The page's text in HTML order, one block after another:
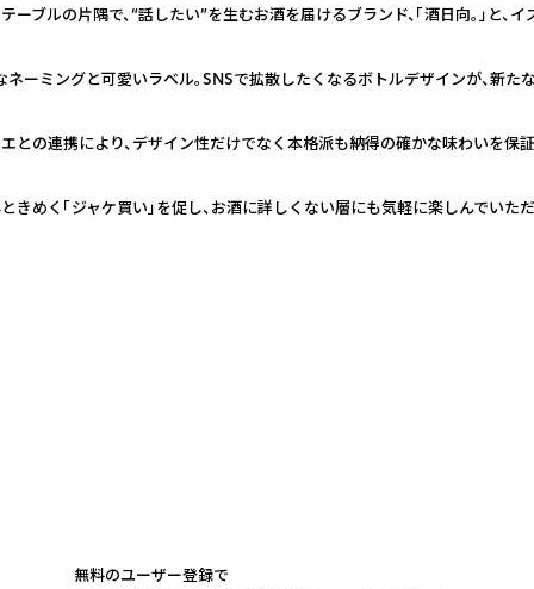
ブルの片隅で、“話したい”を生むお酒を届けるブランド、「酒日向。」と、
ネーミングと可愛いラベル。SNSで拡散したくなるボトルデザインが、新た
との連携により、デザイン性だけでなく本格派も納得の確かな味わいを保証
きめく「ジャケ買い」を促し、お酒に詳しくない層にも気軽に楽しんでいた
無料のユーザー登録で